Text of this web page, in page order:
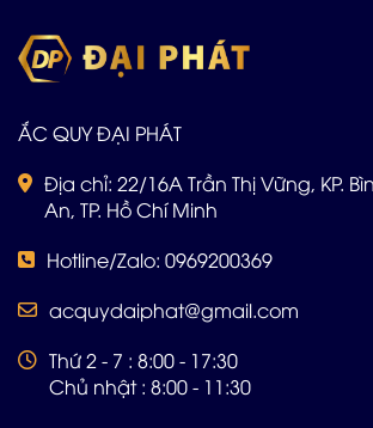
ẮC QUY ĐẠI PHÁT
Địa chỉ: 22/16A Trần Thị Vững, KP.
An, TP. Hồ Chí Minh
Hotline/Zalo: 0969200369
acquydaiphat@gmail.com
Thứ 2 - 7 : 8:00 - 17:30
Chủ nhật : 8:00 - 11:30